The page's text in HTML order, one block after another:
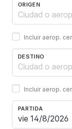
ORIGEN
Incluir aerop.
DESTINO
Incluir aerop.
PARTIDA